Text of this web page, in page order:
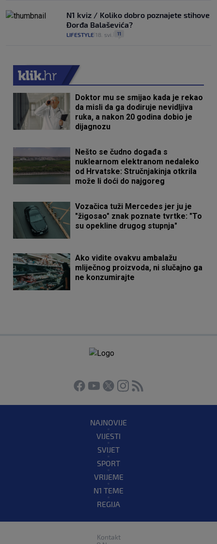
N1 kviz / Koliko dobro poznajete stihove
Đorđa Balaševića?
LIFESTYLE 18. svi. 11
Doktor mu se smijao kada je rekao
da misli da ga dodiruje nevidljiva
ruka, a nakon 20 godina dobio je
dijagnozu
Nešto se čudno događa s
nuklearnom elektranom nedaleko
od Hrvatske: Stručnjakinja otkrila
može li doći do najgoreg
Vozačica tuži Mercedes jer ju je
"žigosao" znak poznate tvrtke: "To
su opekline drugog stupnja"
Ako vidite ovakvu ambalažu
mliječnog proizvoda, ni slučajno ga
ne konzumirajte
NAJNOVIJE
VIJESTI
SVIJET
SPORT
VRIJEME
N1 TEME
REGIJA
Kontakt